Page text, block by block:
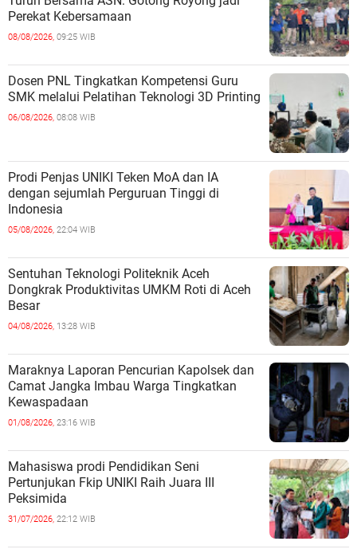
Perekat Kebersamaan
08/08/2026, 09:25 WIB
Dosen PNL Tingkatkan Kompetensi Guru
SMK melalui Pelatihan Teknologi 3D Printing
06/08/2026, 08:08 WIB
Prodi Penjas UNIKI Teken MoA dan IA
dengan sejumlah Perguruan Tinggi di
Indonesia
05/08/2026, 22:04 WIB
Sentuhan Teknologi Politeknik Aceh
Dongkrak Produktivitas UMKM Roti di Aceh
Besar
04/08/2026, 13:28 WIB
Maraknya Laporan Pencurian Kapolsek dan
Camat Jangka Imbau Warga Tingkatkan
Kewaspadaan
01/08/2026, 23:16 WIB
Mahasiswa prodi Pendidikan Seni
Pertunjukan Fkip UNIKI Raih Juara III
Peksimida
31/07/2026, 22:12 WIB